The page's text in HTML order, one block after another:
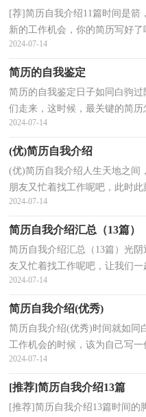
[荐]简历自我介绍11篇时间是箭
新的工作机会，你的简历写好
呢？下面是小编整理的简历自我
2024-07-14
简历的自我鉴定
简历的自我鉴定日子如同白驹
们走来，这时候，最关键的简
吗？下面是小编精心整理的简历
2024-07-14
(优)简历自我介绍
(优)简历自我介绍人生天地之间
朋友又忙着找工作呢吧，此时
具备一些什么特点呢？下面是小
2024-07-14
简历自我介绍汇总（13篇）
简历自我介绍汇总（13篇）光
友又忙着找工作呢吧，让我们
分头疼怎么写一份精彩的简历吧
2024-07-14
简历自我介绍(优秀)
简历自我介绍(优秀)时间就如同
工作机会的时候，该为自己写
怎么写一份精彩的简历吧，以下
2024-07-14
[推荐]简历自我介绍13篇
[推荐]简历自我介绍13篇时间的